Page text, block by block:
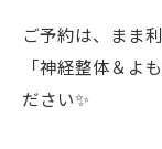
ご予約は、まま
「神経整体＆よ
ださい✨